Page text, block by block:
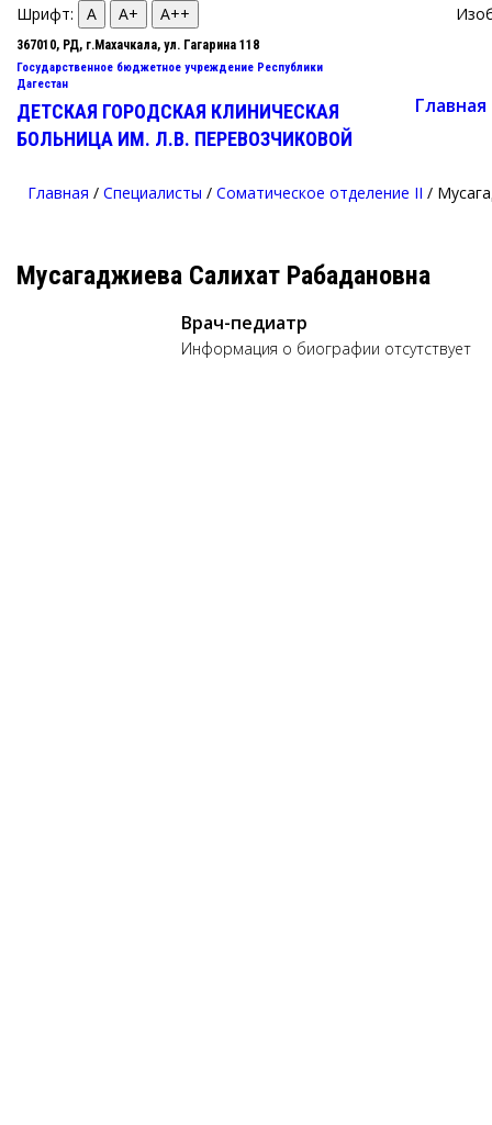
Шрифт: A A+ A++
367010, РД, г.Махачкала, ул. Гагарина 118
Государственное бюджетное учреждение Республики
Дагестан
ДЕТСКАЯ ГОРОДСКАЯ КЛИНИЧЕСКАЯ
БОЛЬНИЦА ИМ. Л.В. ПЕРЕВОЗЧИКОВОЙ
Главная
Главная / Специалисты / Соматическое отделение II /
Мусагаджиева Салихат Рабадановна
Врач-педиатр
Информация о биографии отсутствует